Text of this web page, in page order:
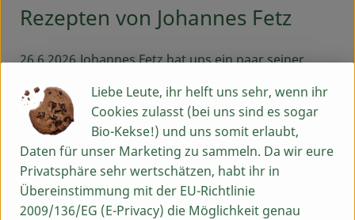
Rezepten von Johannes Fetz
26.6.2026 Johannes Fetz hat uns ein paar seiner
uns sehr. Vielleicht habt ihr ja Lust, sie zuhause
nachzukochen? Freut euch auf ein herzhaftes Boeuf
Bourguignon, eine klassische Fränkische
Festtagssuppe oder Rote-Bete-Gnocchi mit Spinat
und Parmesan. Die Rezepte findet ihr auf unserer
Webseite in den „Kochkisten“.
Liebe Leute, ihr helft uns sehr, wenn ihr
Cookies zulasst (bei uns sind es sogar
Bio-Kekse!) und uns somit erlaubt,
Daten für unser Marketing zu sammeln. Da wir eure
Privatsphäre sehr wertschätzen, habt ihr in
Übereinstimmung mit der EU-Richtlinie
2009/136/EG (E-Privacy) die Möglichkeit genau